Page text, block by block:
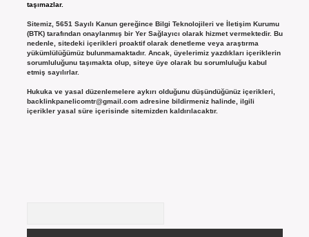
taşımazlar.
Sitemiz, 5651 Sayılı Kanun gereğince Bilgi Teknolojileri ve İletişim Kurumu
(BTK) tarafından onaylanmış bir Yer Sağlayıcı olarak hizmet vermektedir. Bu
nedenle, sitedeki içerikleri proaktif olarak denetleme veya araştırma
yükümlülüğümüz bulunmamaktadır. Ancak, üyelerimiz yazdıkları içeriklerin
sorumluluğunu taşımakta olup, siteye üye olarak bu sorumluluğu kabul
etmiş sayılırlar.
Hukuka ve yasal düzenlemelere aykırı olduğunu düşündüğünüz içerikleri,
backlinkpanelicomtr@gmail.comadresine bildirmeniz halinde, ilgili
içerikler yasal süre içerisinde sitemizden kaldırılacaktır.